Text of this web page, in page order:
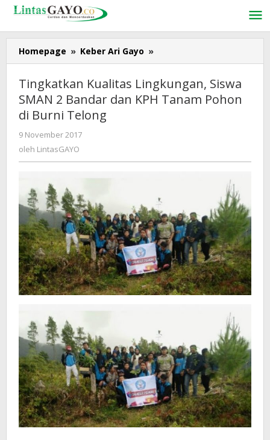
Lewati
konten
Homepage » Keber Ari Gayo »
Kualitas
Lingkungan,
Siswa
SMAN
Tanam
Burni
Telong
Tingkatkan Kualitas Lingkungan, Siswa
SMAN 2 Bandar dan KPH Tanam Pohon
di Burni Telong
9 November 2017
oleh LintasGAYO